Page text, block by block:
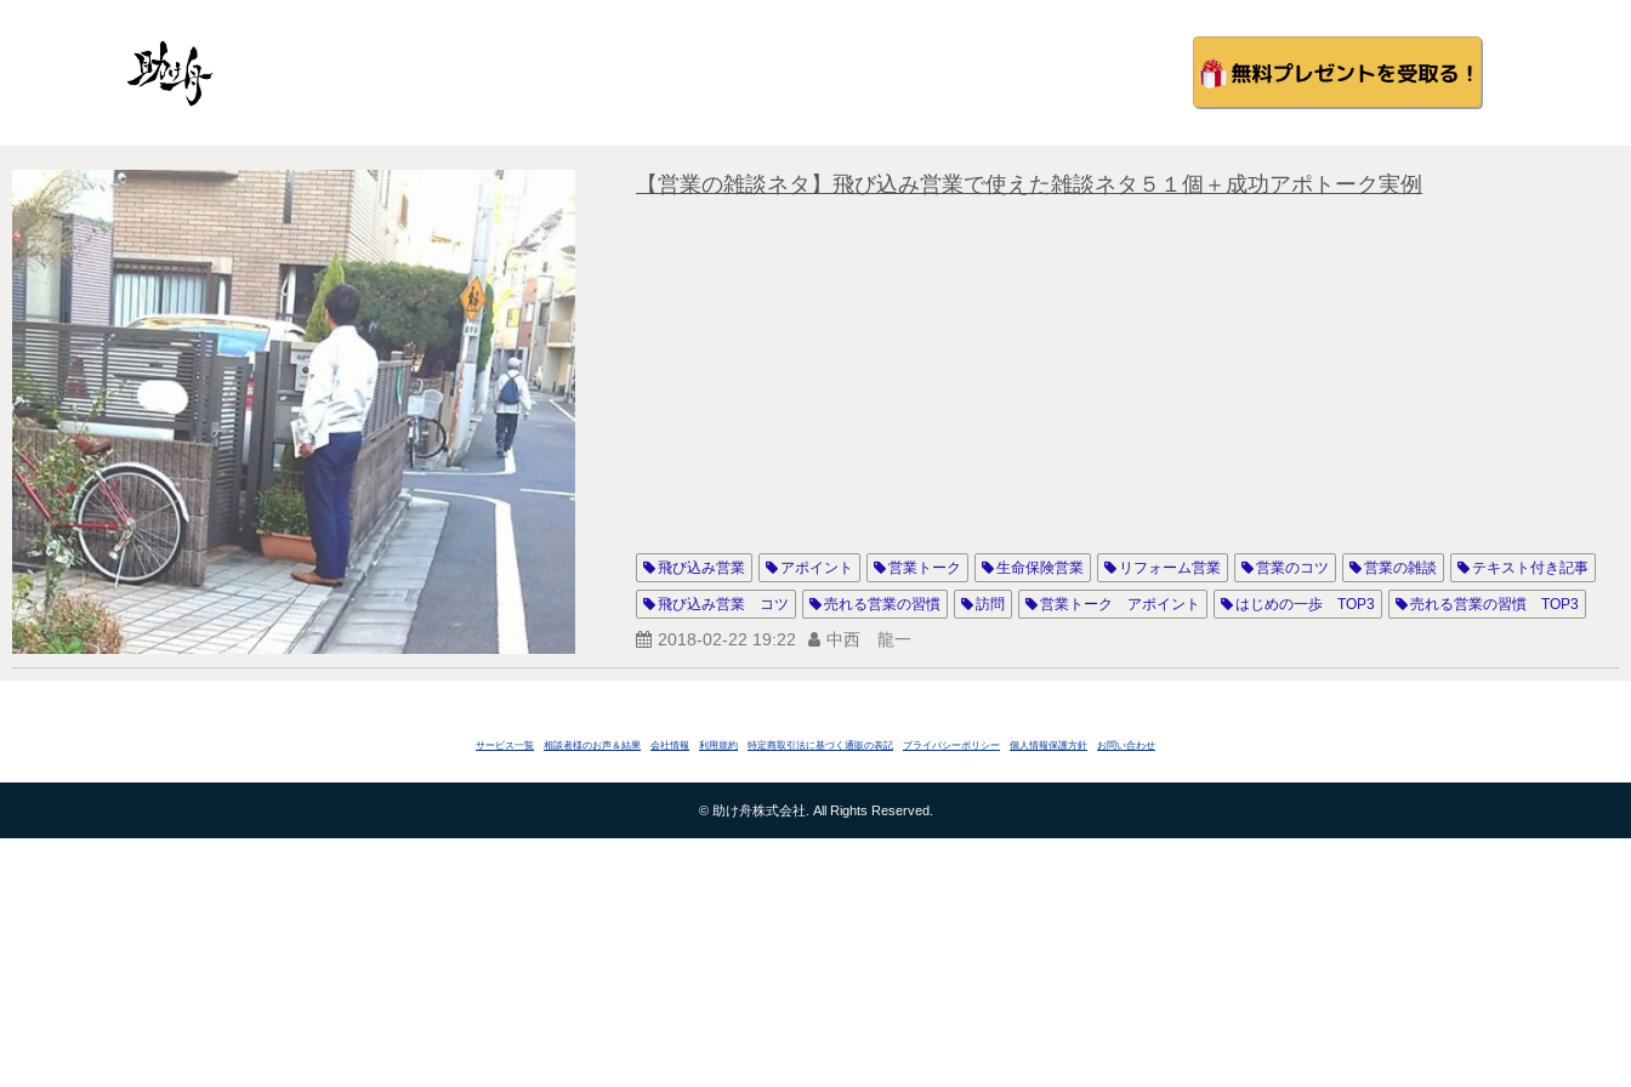
【営業の雑談ネタ】飛び込み営業で使えた雑談ネタ５１個＋成功アポトーク実例
飛び込み営業 アポイント 営業トーク 生命保険営業 リフォーム営業 営業のコツ 営業の雑談 テキスト付き記事
飛び込み営業 コツ 売れる営業の習慣 訪問 営業トーク アポイント はじめの一歩 TOP3 売れる営業の習慣 TOP3
営業の雑談 TOP3 営業 雑談
2018-02-22 19:22 中西 龍一
サービス一覧 相談者様のお声＆結果 会社情報 利用規約 特定商取引法に基づく通販の表記 プライバシーポリシー 個人情報保護方針 お問い合わせ
© 助け舟株式会社. All Rights Reserved.